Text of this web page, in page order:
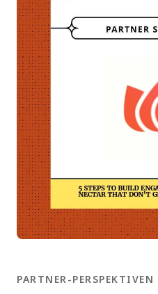
PARTNER-PERSPEKTIVEN